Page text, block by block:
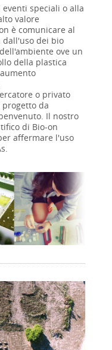
speciali o alla
valore
è comunicare al
dei bio
ove un
della plastica
o privato
da
Il nostro
di Bio-on
affermare l'uso